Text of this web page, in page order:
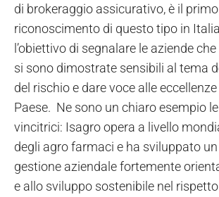
di brokeraggio assicurativo, è il
riconoscimento di questo tipo in
l’obiettivo di segnalare le aziende
si sono dimostrate sensibili al tema
del rischio e dare voce alle
Paese. Ne sono un chiaro esempio
vincitrici: Isagro opera a livello
degli agro farmaci e ha sviluppato
gestione aziendale fortemente
e allo sviluppo sostenibile nel